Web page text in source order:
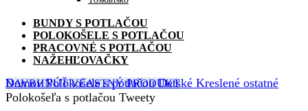
BUNDY S POTLAČOU
POLOKOŠELE S POTLAČOU
PRACOVNÉ S POTLAČOU
NAŽEHĽOVAČKY
NAVRHNÚŤ VLASTNÝ PRODUKT
DomovPolokošele s potlačouDetské Kreslené ostatné
Polokošeľa s potlačou Tweety